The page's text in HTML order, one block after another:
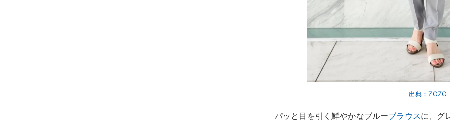
出典：ZOZO
パッと目を引く鮮やかなブルーブラウスに、グ